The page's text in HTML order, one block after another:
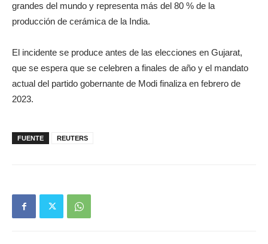
grandes del mundo y representa más del 80 % de la
producción de cerámica de la India.
El incidente se produce antes de las elecciones en Gujarat,
que se espera que se celebren a finales de año y el mandato
actual del partido gobernante de Modi finaliza en febrero de
2023.
FUENTE REUTERS